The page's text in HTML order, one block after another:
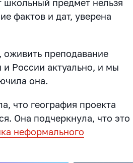
школьный предмет нельзя
фактов и дат, уверена
оживить преподавание
России актуально, и мы
она.
что география проекта
Она подчеркнула, что это
неформального